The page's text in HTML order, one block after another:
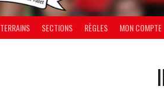
TERRAINS SECTIONS RÈGLES MON COMPTE